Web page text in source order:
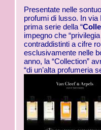
Presentate nelle
profumi di lusso. In
prima serie della “
impegno che
contraddistinti a cifre
esclusivamente nelle
anno, la “Collection”
“di un’alta profumeria